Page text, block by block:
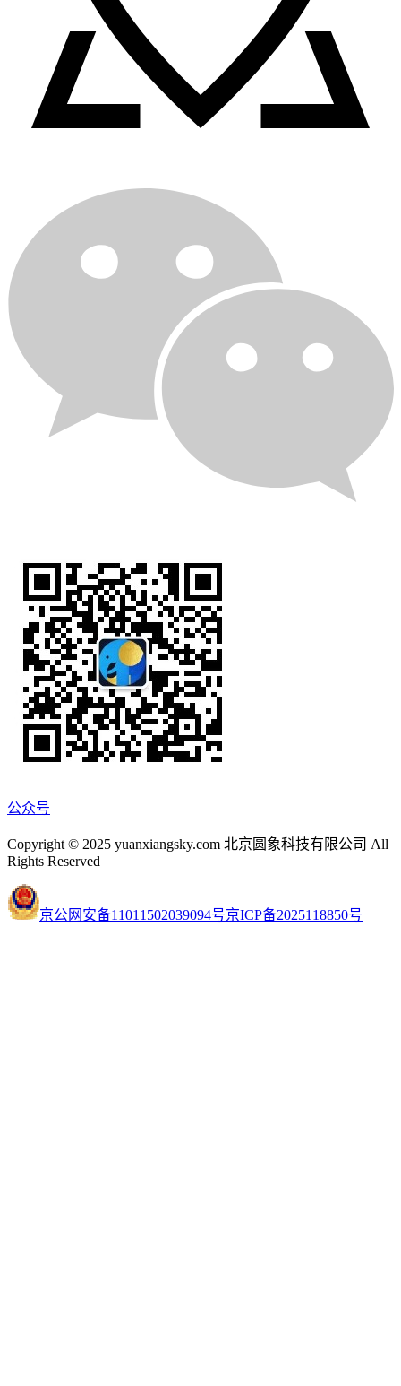
公众号
Copyright © 2025 yuanxiangsky.com 北京圆象科技有限公司 All
Rights Reserved
京公网安备11011502039094号京ICP备2025118850号